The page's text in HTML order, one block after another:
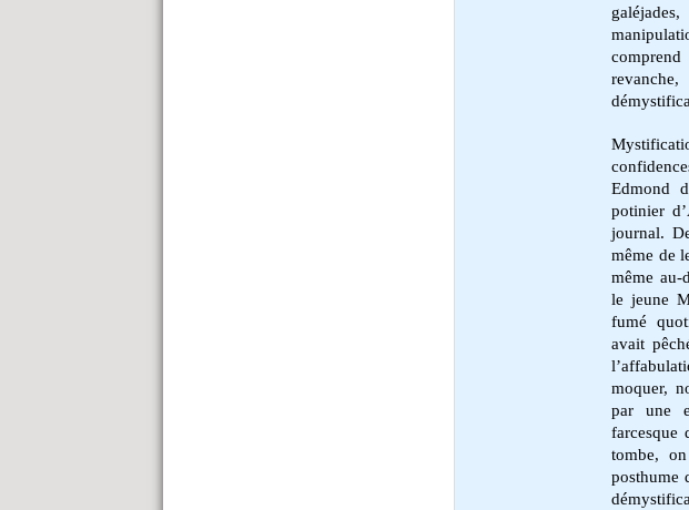
Edmond
potinier
journal.
même de
même au-
le jeune
fumé
avait
moquer,
par une
farcesque
tombe,
posthume